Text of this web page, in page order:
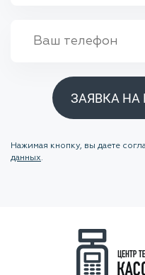
ЗАЯВКА
Нажимая кнопку, вы даете
данных.